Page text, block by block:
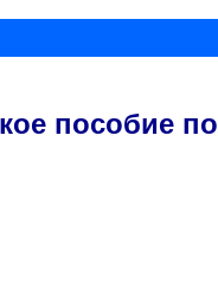
пособие по